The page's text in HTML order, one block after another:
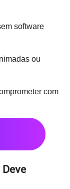
software
ou
com